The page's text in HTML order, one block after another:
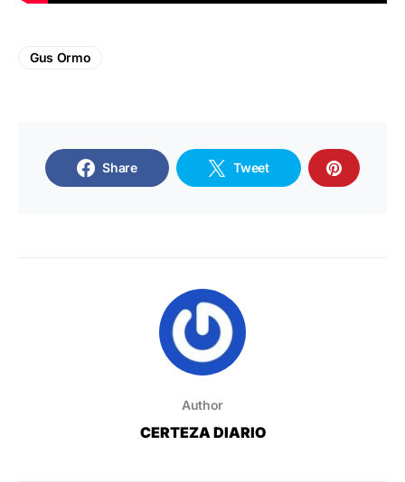
Gus Ormo
Share Tweet
Author
CERTEZA DIARIO